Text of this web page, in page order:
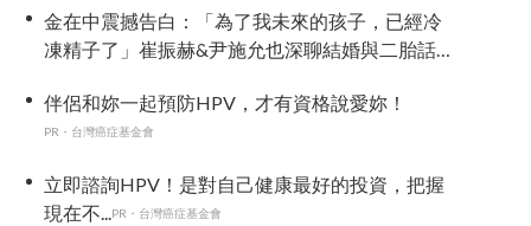
金在中震撼告白：「為了我未來的孩子，已經冷
凍精子了」崔振赫&尹施允也深聊結婚與二胎話題
伴侶和妳一起預防HPV，才有資格說愛妳！
PR・台灣癌症基金會
立即諮詢HPV！是對自己健康最好的投資，把握
現在不...PR・台灣癌症基金會